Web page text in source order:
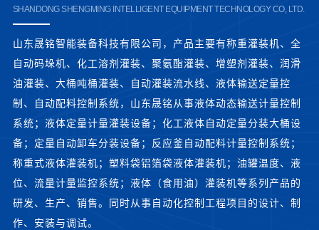
SHANDONG SHENGMING INTELLIGENT EQUIPMENT TECHNOLOGY CO, LTD.
山东晟铭智能装备科技有限公司，产品主要有称重灌装机、全
自动码垛机、化工溶剂灌装、聚氨酯灌装、增塑剂灌装、润滑
油灌装、大桶吨桶灌装、自动灌装流水线、液体输送定量控
制、自动配料控制系统，山东晟铭从事液体动态输送计量控制
系统；液体定量计量灌装设备；化工液体自动定量分装大桶设
备；定量自动卸车分装设备；反应釜自动配料计量控制系统；
称重式液体灌装机；塑料袋铝箔袋液体灌装机；油罐温度、液
位、流量计量监控系统；液体（食用油）灌装机等系列产品的
研发、生产、销售。同时从事自动化控制工程项目的设计、制
作、安装与调试。